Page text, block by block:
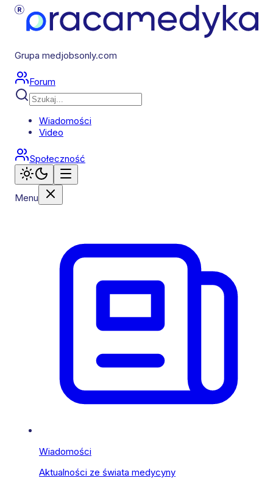
Grupa medjobsonly.com
Forum
Wiadomości
Video
Społeczność
Menu
Wiadomości
Aktualności ze świata medycyny